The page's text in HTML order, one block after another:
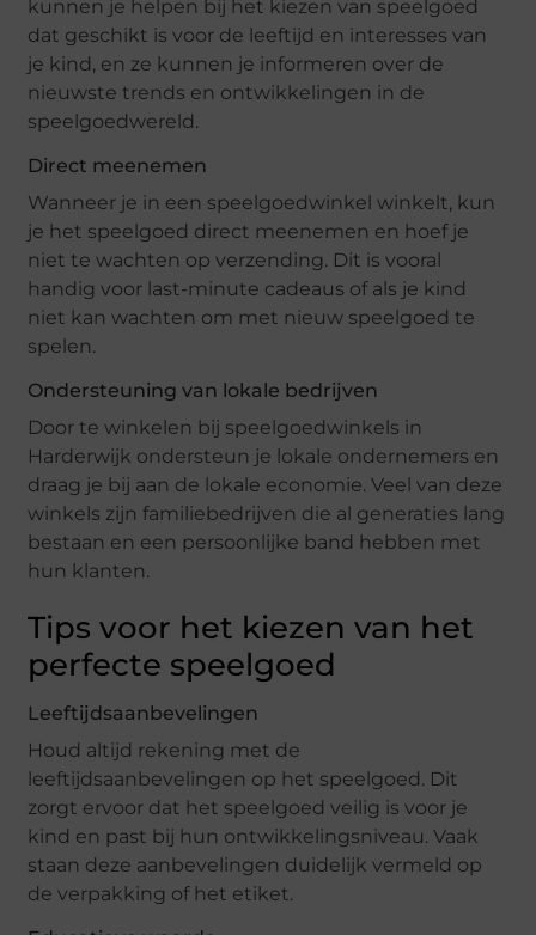
kunnen je helpen bij het kiezen van speelgoed
dat geschikt is voor de leeftijd en interesses van
je kind, en ze kunnen je informeren over de
nieuwste trends en ontwikkelingen in de
speelgoedwereld.
Direct meenemen
Wanneer je in een speelgoedwinkel winkelt, kun
je het speelgoed direct meenemen en hoef je
niet te wachten op verzending. Dit is vooral
handig voor last-minute cadeaus of als je kind
niet kan wachten om met nieuw speelgoed te
spelen.
Ondersteuning van lokale bedrijven
Door te winkelen bij speelgoedwinkels in
Harderwijk ondersteun je lokale ondernemers en
draag je bij aan de lokale economie. Veel van deze
winkels zijn familiebedrijven die al generaties lang
bestaan en een persoonlijke band hebben met
hun klanten.
Tips voor het kiezen van het
perfecte speelgoed
Leeftijdsaanbevelingen
Houd altijd rekening met de
leeftijdsaanbevelingen op het speelgoed. Dit
zorgt ervoor dat het speelgoed veilig is voor je
kind en past bij hun ontwikkelingsniveau. Vaak
staan deze aanbevelingen duidelijk vermeld op
de verpakking of het etiket.